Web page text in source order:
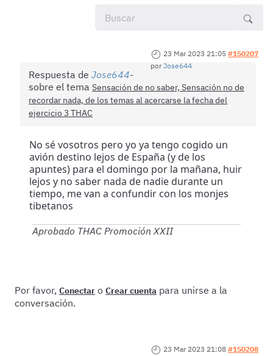
23 Mar 2023 21:05 #150207
porJose644
Respuesta de Jose644
sobre el tema Sensación de no saber, Sensación no de
recordar nada, de los temas al acercarse la fecha del
ejercicio 3 THAC
No sé vosotros pero yo ya tengo cogido un
avión destino lejos de España (y de los
apuntes) para el domingo por la mañana, huir
lejos y no saber nada de nadie durante un
tiempo, me van a confundir con los monjes
tibetanos
Aprobado THAC Promoción XXII
Por favor, Conectar o Crear cuenta para unirse a la
conversación.
23 Mar 2023 21:08 #150208